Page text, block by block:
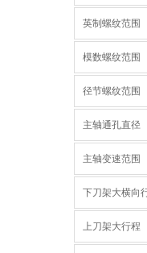
英制螺纹范围
模数螺纹范围
径节螺纹范围
主轴通孔直径
主轴变速范围
下刀架大横向
上刀架大行程